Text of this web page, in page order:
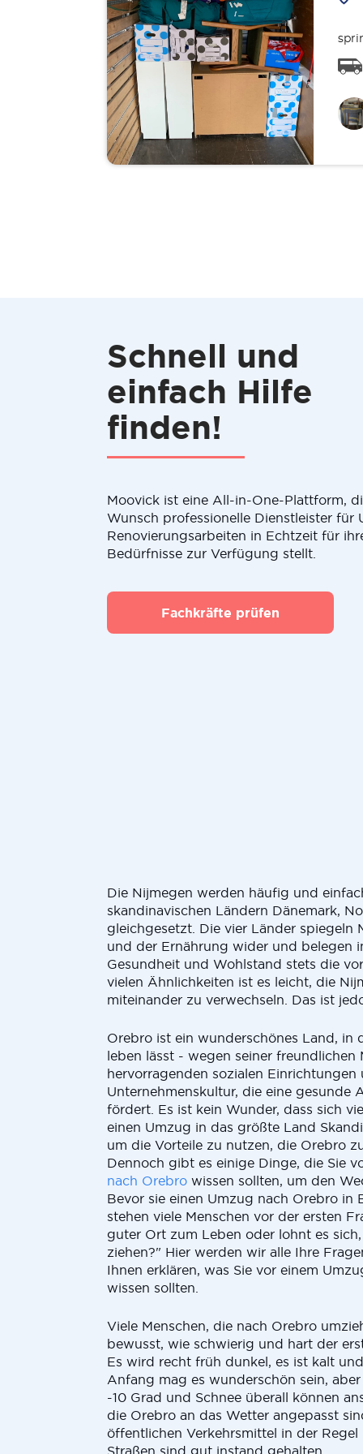
Schnell und
einfach Hilfe
finden!
Moovick ist eine All-in-One-Plattform,
Wunsch professionelle Dienstleister für
Renovierungsarbeiten in Echtzeit für
Bedürfnisse zur Verfügung stellt.
Fachkräfte prüfen
Die Nijmegen werden häufig und
skandinavischen Ländern Dänemark,
gleichgesetzt. Die vier Länder spiegeln
und der Ernährung wider und belegen
Gesundheit und Wohlstand stets die
vielen Ähnlichkeiten ist es leicht, die
miteinander zu verwechseln. Das ist
Orebro ist ein wunderschönes Land, in
leben lässt - wegen seiner freundlichen
hervorragenden sozialen Einrichtungen
Unternehmenskultur, die eine gesunde
fördert. Es ist kein Wunder, dass sich
einen Umzug in das größte Land
um die Vorteile zu nutzen, die Orebro
Dennoch gibt es einige Dinge, die Sie
nach Orebro wissen sollten, um den
Bevor sie einen Umzug nach Orebro in
stehen viele Menschen vor der ersten
guter Ort zum Leben oder lohnt es
ziehen?" Hier werden wir alle Ihre
Ihnen erklären, was Sie vor einem
wissen sollten.
Viele Menschen, die nach Orebro
bewusst, wie schwierig und hart der
Es wird recht früh dunkel, es ist kalt
Anfang mag es wunderschön sein,
-10 Grad und Schnee überall können
die Orebro an das Wetter angepasst
öffentlichen Verkehrsmittel in der
Straßen sind gut instand gehalten.